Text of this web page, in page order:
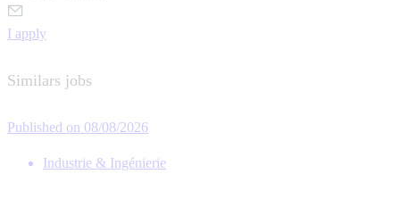
I apply
Similars jobs
Published on 08/08/2026
Industrie & Ingénierie